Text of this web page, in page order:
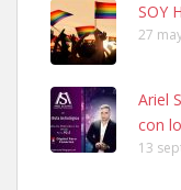
Ninfa perdida
El día 5 se los perdió
calle, se perdió por la
SOY
27
Ariel
con
13